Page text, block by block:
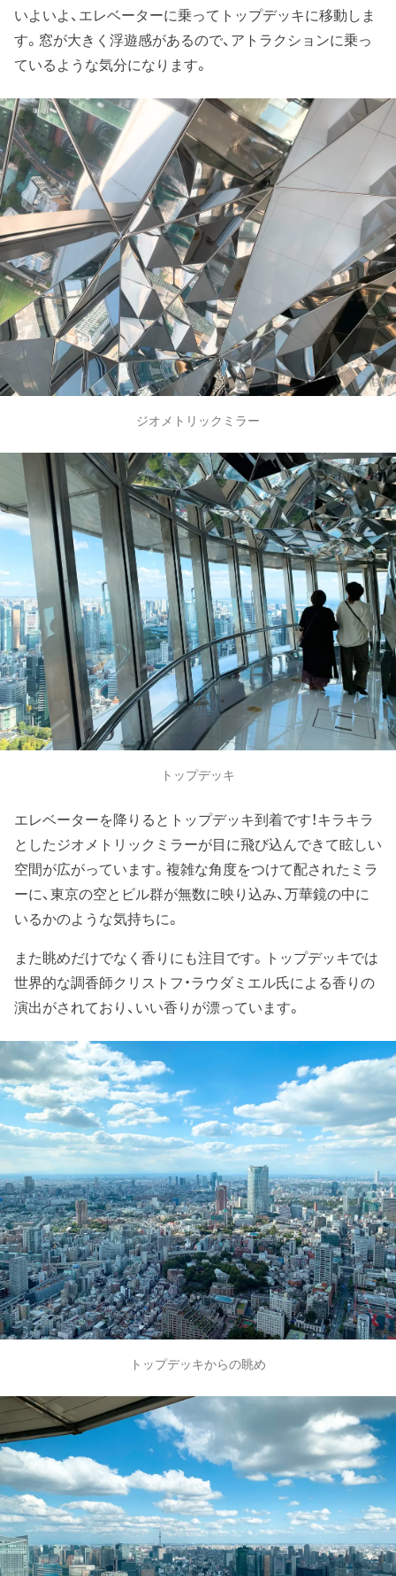
いよいよ、エレベーターに乗ってトップデッキに移動しま
す。窓が大きく浮遊感があるので、アトラクションに乗っ
ているような気分になります。
ジオメトリックミラー
トップデッキ
エレベーターを降りるとトップデッキ到着です！キラキラ
としたジオメトリックミラーが目に飛び込んできて眩しい
空間が広がっています。複雑な角度をつけて配されたミラ
ーに、東京の空とビル群が無数に映り込み、万華鏡の中に
いるかのような気持ちに。
また眺めだけでなく香りにも注目です。トップデッキでは
世界的な調香師クリストフ・ラウダミエル氏による香りの
演出がされており、いい香りが漂っています。
トップデッキからの眺め